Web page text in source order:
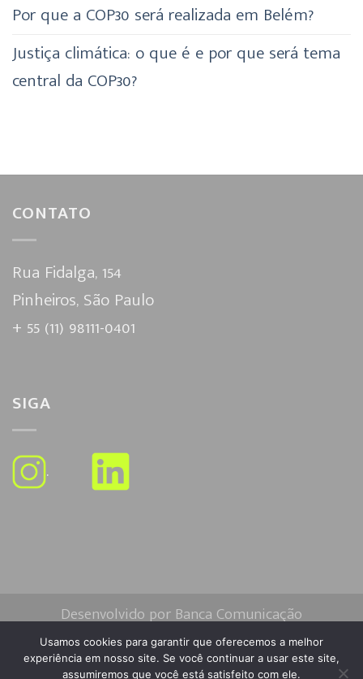
Por que a COP30 será realizada em Belém?
Justiça climática: o que é e por que será tema
central da COP30?
CONTATO
Rua Fidalga, 154
Pinheiros, São Paulo
+ 55 (11) 98111-0401
SIGA
.
Desenvolvido por Banca Comunicação
Usamos cookies para garantir que oferecemos a melhor
experiência em nosso site. Se você continuar a usar este site,
assumiremos que você está satisfeito com ele.